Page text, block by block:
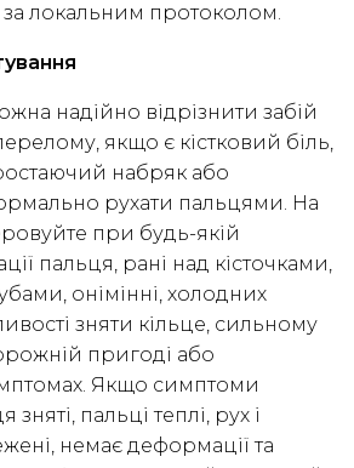
локальним протоколом.
надійно відрізнити забій
якщо є кістковий біль,
набряк або
рухати пальцями. На
при будь-якій
пальця, рані над кісточками,
онімінні, холодних
зняти кільце, сильному
пригоді або
Якщо симптоми
зняті, пальці теплі, рух і
немає деформації та